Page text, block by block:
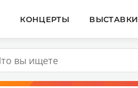
КОНЦЕРТЫ ВЫСТАВКИ